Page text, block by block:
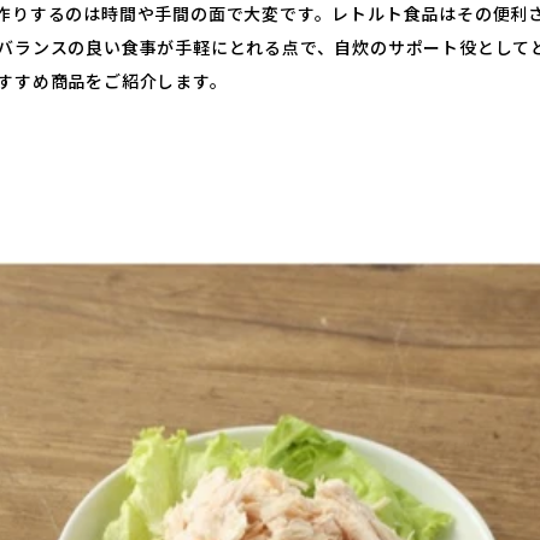
りするのは時間や手間の面で大変です。レトルト食品はその便利
ランスの良い食事が手軽にとれる点で、自炊のサポート役として
すめ商品をご紹介します。